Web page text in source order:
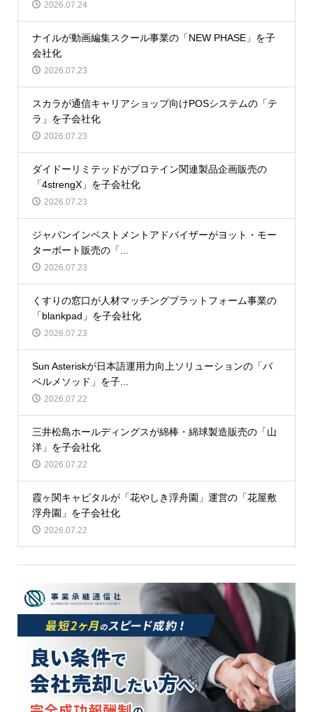
2026.07.24
ナイルが動画編集スクール事業の「NEW PHASE」を子
会社化
2026.07.23
スカラが通信キャリアショップ向けPOSシステムの「テ
ラ」を子会社化
2026.07.23
ダイドーリミテッドがプロテイン関連製品企画販売の
「4strengX」を子会社化
2026.07.23
ジャパンインベストメントアドバイザーがヨット・モー
ターボート販売の「...
2026.07.23
くすりの窓口が人材マッチングプラットフォーム事業の
「blankpad」を子会社化
2026.07.23
Sun Asteriskが日本語運用力向上ソリューションの「バ
ベルメソッド」を子...
2026.07.22
三井松島ホールディングスが綿棒・綿球製造販売の「山
洋」を子会社化
2026.07.22
霞ヶ関キャピタルが「花やしき浮舟園」運営の「花屋敷
浮舟園」を子会社化
2026.07.22